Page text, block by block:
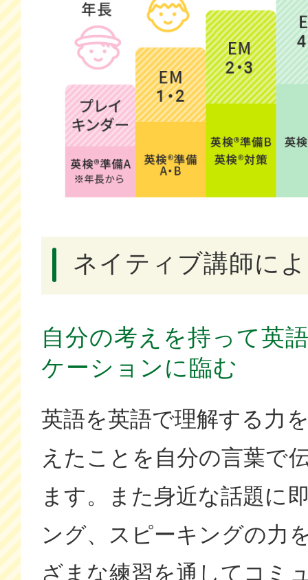
ネイティブ講師に
自分の考えを持って英
ケーションに臨む
英語を英語で理解する力
えたことを自分の言葉で
ます。また身近な話題に
ング、スピーキングの力
ざまな練習を通してコミ